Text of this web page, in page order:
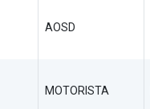
AOSD
MOTORISTA